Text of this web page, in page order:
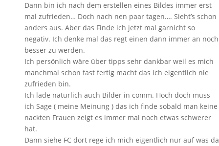
Dann bin ich nach dem erstellen eines Bildes immer erst
mal zufrieden… Doch nach nen paar tagen…. Sieht’s schon
anders aus. Aber das Finde ich jetzt mal garnicht so
negativ. Ich denke mal das regt einen dann immer an noch
besser zu werden.
Ich persönlich wäre über tipps sehr dankbar weil es mich
manchmal schon fast fertig macht das ich eigentlich nie
zufrieden bin.
Ich lade natürlich auch Bilder in comm. Hoch doch muss
ich Sage ( meine Meinung ) das ich finde sobald man keine
nackten Frauen zeigt es immer mal noch etwas schwerer
hat.
Dann siehe FC dort rege ich mich eigentlich nur auf was da